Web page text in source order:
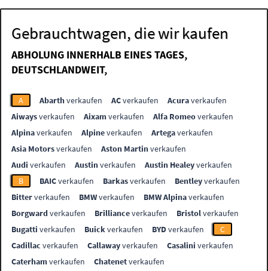
Gebrauchtwagen, die wir kaufen
ABHOLUNG INNERHALB EINES TAGES,
DEUTSCHLANDWEIT,
A Abarthverkaufen ACverkaufen Acuraverkaufen
Aiwaysverkaufen Aixamverkaufen Alfa Romeoverkaufen
Alpinaverkaufen Alpineverkaufen Artegaverkaufen
Asia Motorsverkaufen Aston Martinverkaufen
Audi verkaufen Austinverkaufen Austin Healeyverkaufen
B
BAICverkaufen Barkasverkaufen Bentleyverkaufen
Bitterverkaufen BMWverkaufen BMW Alpinaverkaufen
Borgwardverkaufen Brillianceverkaufen Bristolverkaufen
Bugatti verkaufen Buickverkaufen BYDverkaufen
C
Cadillac verkaufen Callawayverkaufen Casalini verkaufen
Caterhamverkaufen Chatenetverkaufen